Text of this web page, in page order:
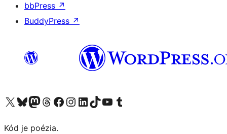
bbPress ↗
BuddyPress ↗
Navštívte náš účet na X (predtým Twitter)
Navštívte náš účet na platforme Bluesky
Navštívte náš účet na Mastodone
Navštívte náš účet na platforme Threads
Navštívte našu stránku na Facebooku
Navštívte náš účet Instagram
Navštívte náš účet LinkedIn
Navštívte náš účet na platforme TikTok
Navštívte náš kanál YouTube
Navštívte náš účet na platforme Tumblr
Kód je poézia.